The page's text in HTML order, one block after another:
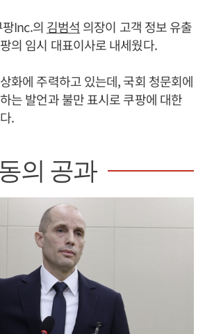
Inc.의 김범석 의장이 고객 정보 유출
의 임시 대표이사로 내세웠다.
화에 주력하고 있는데, 국회 청문회에
는 발언과 불만 표시로 쿠팡에 대한
.
의 공과